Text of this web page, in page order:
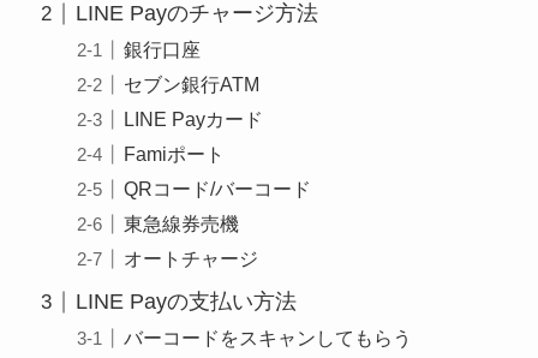
LINE Payのチャージ方法
銀行口座
セブン銀行ATM
LINE Payカード
Famiポート
QRコード/バーコード
東急線券売機
オートチャージ
LINE Payの支払い方法
バーコードをスキャンしてもらう